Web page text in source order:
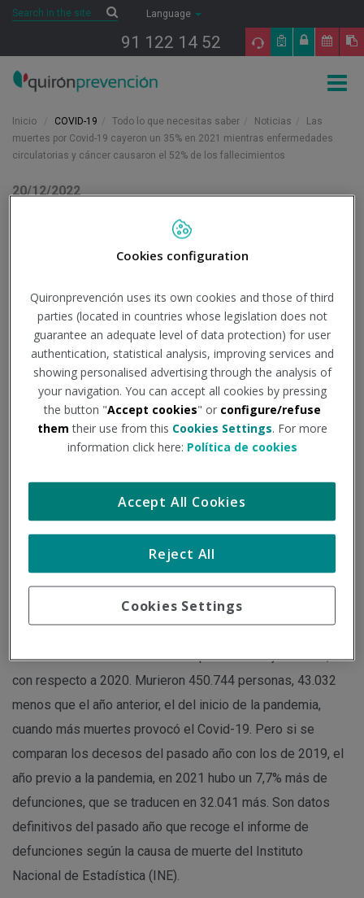
Saltar al contenido
Search SearchLanguage
91 122 14 52
Inicio COVID-19 Todo lo que necesitas saber Noticias
Las
muertes por Covid-19 cayeron un 35% en 2021 mientras enfermedades
circulatorias y cáncer causaron el 52% de los fallecimientos
20/12/2022
Las muertes por Covid-19
cayeron un 35% en 2021
mientras enfermedades
circulatorias y cáncer
causaron el 52% de los
fallecimientos
Tipo de documento:Noticia
El informe de defunciones según la causa de muerte en
2021 publicado por el INE muestra un aumento en el
número de suicidios.
En 2021 los fallecimientos en España se redujeron un 8,7%
con respecto a 2020. Murieron 450.744 personas, 43.032
menos que el año anterior, el del inicio de la pandemia,
cuando más muertes provocó el Covid-19. Pero si se
comparan los decesos del pasado año con los de 2019, el
año previo a la pandemia, en 2021 hubo un 7,7% más de
defunciones, que se traducen en 32.041 más. Son datos
definitivos del pasado año que recoge el informe de
defunciones según la causa de muerte del Instituto
Nacional de Estadística (INE).
Cookies configuration
Quironprevención uses its own cookies and those of third
parties (located in countries whose legislation does not
guarantee an adequate level of data protection) for user
authentication, statistical analysis, improving services and
showing personalised advertising through the analysis of
your navigation. You can accept all cookies by pressing
the button "Accept cookies" or configure/refuse
them their use from this Cookies Settings. For more
information click here: Política de cookies
Cookies Settings
Reject All
Accept All Cookies